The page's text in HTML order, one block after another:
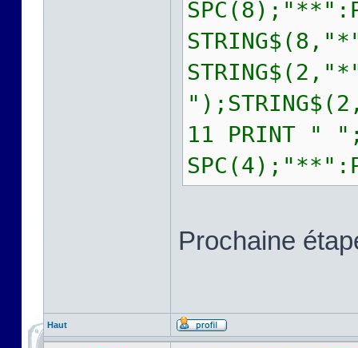
11 PRINT "
Prochaine
Haut